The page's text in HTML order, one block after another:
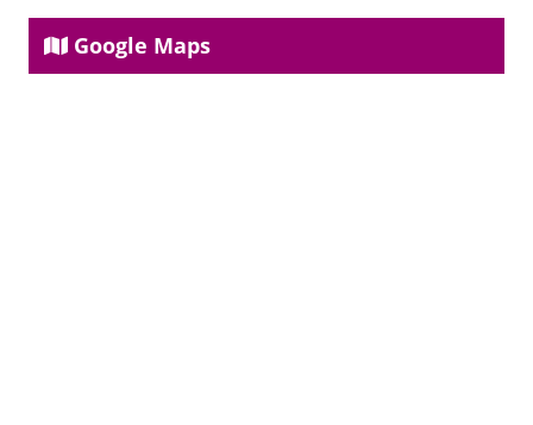
Google Maps